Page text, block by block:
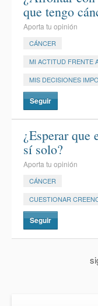
que tengo
Aporta tu opinión
CÁNCER
MI ACTITUD FRENTE
MIS DECISIONES
Seguir
¿Esperar que
sí solo?
Aporta tu opinión
CÁNCER
CUESTIONAR
Seguir